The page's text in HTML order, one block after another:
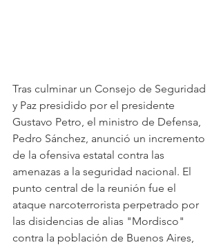
Tras culminar un Consejo de Seguridad
y Paz presidido por el presidente
Gustavo Petro, el ministro de Defensa,
Pedro Sánchez, anunció un incremento
de la ofensiva estatal contra las
amenazas a la seguridad nacional. El
punto central de la reunión fue el
ataque narcoterrorista perpetrado por
las disidencias de alias "Mordisco"
contra la población de Buenos Aires,